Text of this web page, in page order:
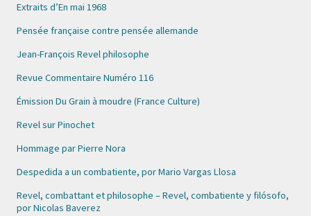
Extraits d’En mai 1968
Pensée française contre pensée allemande
Jean-François Revel philosophe
Revue Commentaire Numéro 116
Émission Du Grain à moudre (France Culture)
Revel sur Pinochet
Hommage par Pierre Nora
Despedida a un combatiente, por Mario Vargas Llosa
Revel, combattant et philosophe – Revel, combatiente y filósofo,
por Nicolas Baverez